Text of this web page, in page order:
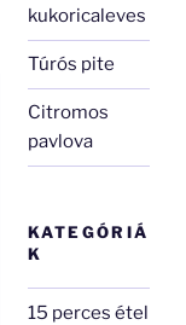
kukoricaleves
Túrós pite
Citromos
pavlova
KATEGÓRIÁ
K
15 perces étel